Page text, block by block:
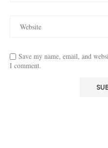
Save my name, email, and
I comment.